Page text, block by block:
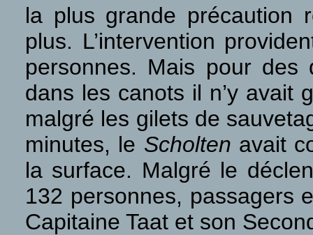
la plus grande précaution
plus. L’intervention
personnes. Mais pour des
dans les canots il n’y avait
malgré les gilets de
minutes, le Scholten avait
la surface. Malgré le
132 personnes, passagers
Capitaine Taat et son